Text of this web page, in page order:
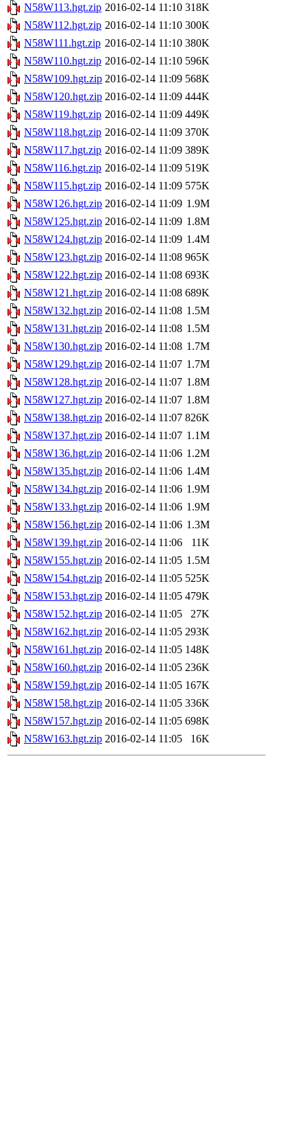
N58W113.hgt.zip 2016-02-14 11:10 318K
N58W112.hgt.zip 2016-02-14 11:10 300K
N58W111.hgt.zip 2016-02-14 11:10 380K
N58W110.hgt.zip 2016-02-14 11:10 596K
N58W109.hgt.zip 2016-02-14 11:09 568K
N58W120.hgt.zip 2016-02-14 11:09 444K
N58W119.hgt.zip 2016-02-14 11:09 449K
N58W118.hgt.zip 2016-02-14 11:09 370K
N58W117.hgt.zip 2016-02-14 11:09 389K
N58W116.hgt.zip 2016-02-14 11:09 519K
N58W115.hgt.zip 2016-02-14 11:09 575K
N58W126.hgt.zip 2016-02-14 11:09 1.9M
N58W125.hgt.zip 2016-02-14 11:09 1.8M
N58W124.hgt.zip 2016-02-14 11:09 1.4M
N58W123.hgt.zip 2016-02-14 11:08 965K
N58W122.hgt.zip 2016-02-14 11:08 693K
N58W121.hgt.zip 2016-02-14 11:08 689K
N58W132.hgt.zip 2016-02-14 11:08 1.5M
N58W131.hgt.zip 2016-02-14 11:08 1.5M
N58W130.hgt.zip 2016-02-14 11:08 1.7M
N58W129.hgt.zip 2016-02-14 11:07 1.7M
N58W128.hgt.zip 2016-02-14 11:07 1.8M
N58W127.hgt.zip 2016-02-14 11:07 1.8M
N58W138.hgt.zip 2016-02-14 11:07 826K
N58W137.hgt.zip 2016-02-14 11:07 1.1M
N58W136.hgt.zip 2016-02-14 11:06 1.2M
N58W135.hgt.zip 2016-02-14 11:06 1.4M
N58W134.hgt.zip 2016-02-14 11:06 1.9M
N58W133.hgt.zip 2016-02-14 11:06 1.9M
N58W156.hgt.zip 2016-02-14 11:06 1.3M
N58W139.hgt.zip 2016-02-14 11:06
11K
N58W155.hgt.zip 2016-02-14 11:05 1.5M
N58W154.hgt.zip 2016-02-14 11:05 525K
N58W153.hgt.zip 2016-02-14 11:05 479K
N58W152.hgt.zip 2016-02-14 11:05
27K
N58W162.hgt.zip 2016-02-14 11:05 293K
N58W161.hgt.zip 2016-02-14 11:05 148K
N58W160.hgt.zip 2016-02-14 11:05 236K
N58W159.hgt.zip 2016-02-14 11:05 167K
N58W158.hgt.zip 2016-02-14 11:05 336K
N58W157.hgt.zip 2016-02-14 11:05 698K
N58W163.hgt.zip 2016-02-14 11:05 16K